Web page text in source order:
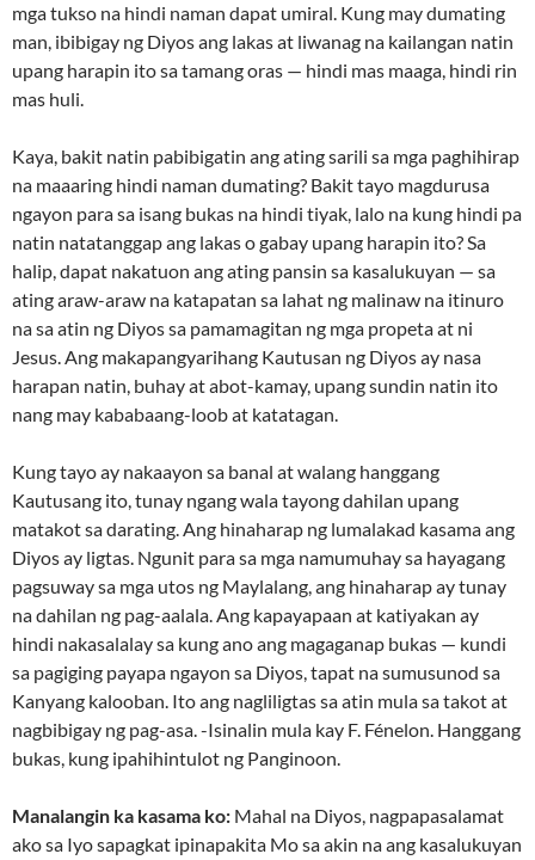
mga tukso na hindi naman dapat umiral. Kung may dumating
man, ibibigay ng Diyos ang lakas at liwanag na kailangan natin
upang harapin ito sa tamang oras — hindi mas maaga, hindi rin
mas huli.
Kaya, bakit natin pabibigatin ang ating sarili sa mga paghihirap
na maaaring hindi naman dumating? Bakit tayo magdurusa
ngayon para sa isang bukas na hindi tiyak, lalo na kung hindi pa
natin natatanggap ang lakas o gabay upang harapin ito? Sa
halip, dapat nakatuon ang ating pansin sa kasalukuyan — sa
ating araw-araw na katapatan sa lahat ng malinaw na itinuro
na sa atin ng Diyos sa pamamagitan ng mga propeta at ni
Jesus. Ang makapangyarihang Kautusan ng Diyos ay nasa
harapan natin, buhay at abot-kamay, upang sundin natin ito
nang may kababaang-loob at katatagan.
Kung tayo ay nakaayon sa banal at walang hanggang
Kautusang ito, tunay ngang wala tayong dahilan upang
matakot sa darating. Ang hinaharap ng lumalakad kasama ang
Diyos ay ligtas. Ngunit para sa mga namumuhay sa hayagang
pagsuway sa mga utos ng Maylalang, ang hinaharap ay tunay
na dahilan ng pag-aalala. Ang kapayapaan at katiyakan ay
hindi nakasalalay sa kung ano ang magaganap bukas — kundi
sa pagiging payapa ngayon sa Diyos, tapat na sumusunod sa
Kanyang kalooban. Ito ang nagliligtas sa atin mula sa takot at
nagbibigay ng pag-asa. -Isinalin mula kay F. Fénelon. Hanggang
bukas, kung ipahihintulot ng Panginoon.
Manalangin ka kasama ko: Mahal na Diyos, nagpapasalamat
ako sa Iyo sapagkat ipinapakita Mo sa akin na ang kasalukuyan